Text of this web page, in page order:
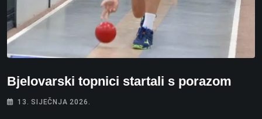
Bjelovarski topnici startali s porazom
13. SIJEČNJA 2026.